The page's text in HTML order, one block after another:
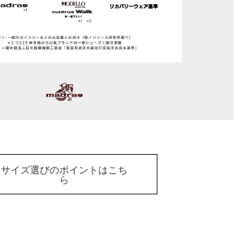
サイズ選びのポイントはこち
ら